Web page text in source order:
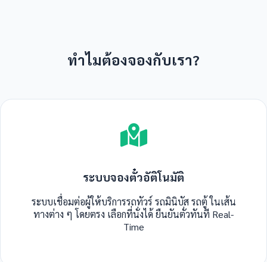
ทำไมต้องจองกับเรา?
ระบบจองตั๋วอัติโนมัติ
ระบบเชื่อมต่อผู้ให้บริการรถทัวร์ รถมินิบัส รถตู้ ในเส้น
ทางต่าง ๆ โดยตรง เลือกที่นั่งได้ ยืนยันตั่วทันที Real-
Time